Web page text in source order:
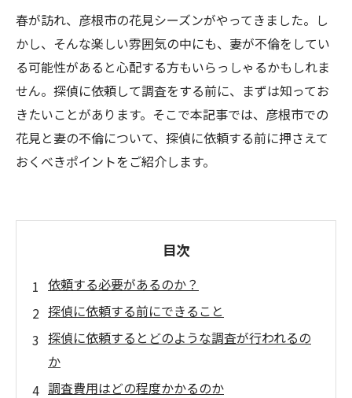
春が訪れ、彦根市の花見シーズンがやってきました。し
かし、そんな楽しい雰囲気の中にも、妻が不倫をしてい
る可能性があると心配する方もいらっしゃるかもしれま
せん。探偵に依頼して調査をする前に、まずは知ってお
きたいことがあります。そこで本記事では、彦根市での
花見と妻の不倫について、探偵に依頼する前に押さえて
おくべきポイントをご紹介します。
目次
依頼する必要があるのか？
探偵に依頼する前にできること
探偵に依頼するとどのような調査が行われるの
か
調査費用はどの程度かかるのか